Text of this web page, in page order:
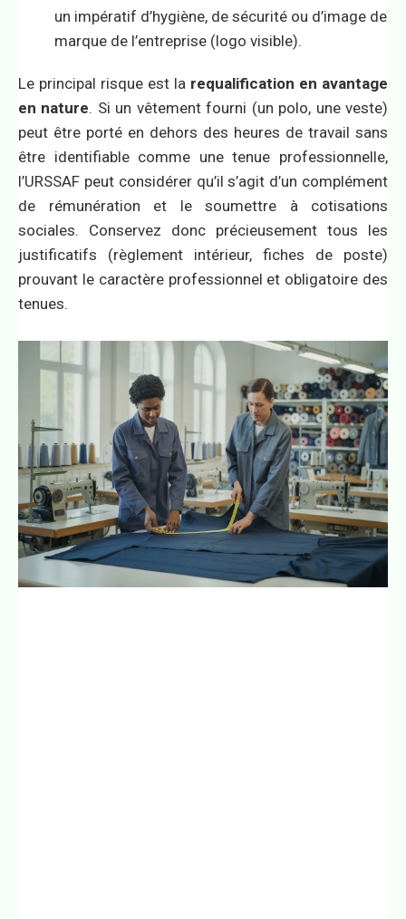
un impératif d’hygiène, de sécurité ou d’image de
marque de l’entreprise (logo visible).
Le principal risque est la requalification en avantage
en nature. Si un vêtement fourni (un polo, une veste)
peut être porté en dehors des heures de travail sans
être identifiable comme une tenue professionnelle,
l’URSSAF peut considérer qu’il s’agit d’un complément
de rémunération et le soumettre à cotisations
sociales. Conservez donc précieusement tous les
justificatifs (règlement intérieur, fiches de poste)
prouvant le caractère professionnel et obligatoire des
tenues.